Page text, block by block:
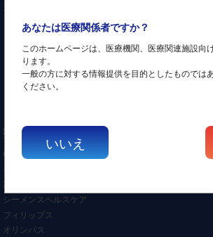
あなたは医療関係者ですか？
このホームページは、医療機関、医療関連施設向
ります。
一般の方に対する情報提供を目的としたものでは
ください。
いいえ
矯正機器
介護施設機器
取扱いメーカー
GEヘルスケア
キャノン/東芝
富士フィルム/日立
シーメンスヘルスケア
フィリップス
オリンパス